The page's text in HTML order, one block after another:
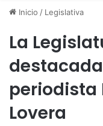
Inicio / Legislativa
La
periodista
Lovera